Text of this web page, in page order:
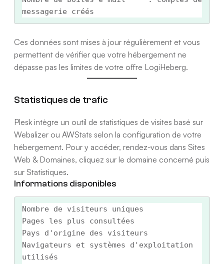
Ces données sont mises à jour régulièrement et vous
permettent de vérifier que votre hébergement ne
dépasse pas les limites de votre offre LogiHeberg.
Statistiques de trafic
Plesk intègre un outil de statistiques de visites basé sur
Webalizer ou AWStats selon la configuration de votre
hébergement. Pour y accéder, rendez-vous dans Sites
Web & Domaines, cliquez sur le domaine concerné puis
sur Statistiques.
Informations disponibles
Nombre de visiteurs uniques
Pages les plus consultées
Pays d'origine des visiteurs
Navigateurs et systèmes d'exploitation
utilisés